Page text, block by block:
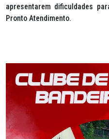
apresentarem dificuldades
Pronto Atendimento.